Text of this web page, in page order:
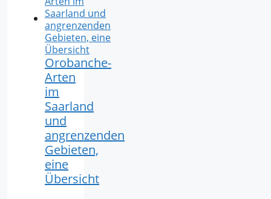
Orobanche-
Arten
im
Saarland
und
angrenzenden
Gebieten,
eine
Übersicht